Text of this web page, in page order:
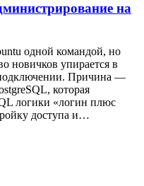
на
одной командой, но
новичков упирается в
Причина —
которая
логики «логин плюс
доступа и…